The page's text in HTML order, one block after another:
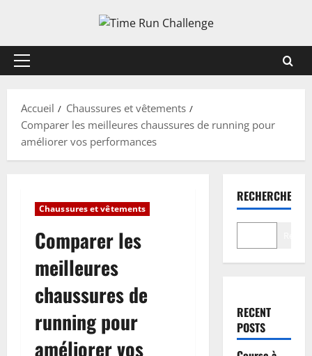
contenu
Menu
Accueil
Chaussures et vêtements
Comparer les meilleures chaussures de running pour
améliorer vos performances
Chaussures et vêtements
Comparer les
meilleures
chaussures de
running pour
améliorer vos
RECHERCHER
RECENT
POSTS